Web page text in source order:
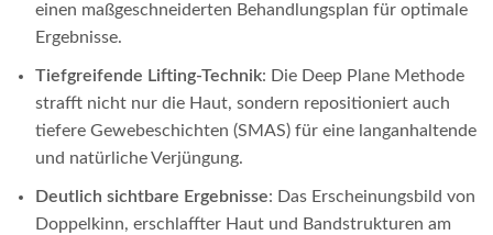
einen maßgeschneiderten Behandlungsplan für optimale
Ergebnisse.
Tiefgreifende Lifting-Technik: Die Deep Plane Methode
strafft nicht nur die Haut, sondern repositioniert auch
tiefere Gewebeschichten (SMAS) für eine langanhaltende
und natürliche Verjüngung.
Deutlich sichtbare Ergebnisse: Das Erscheinungsbild von
Doppelkinn, erschlaffter Haut und Bandstrukturen am